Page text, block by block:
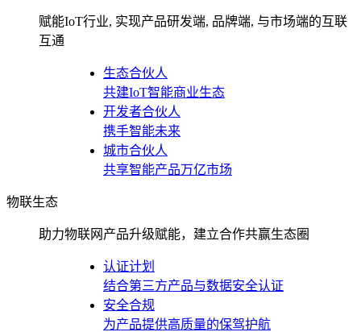
赋能IoT行业, 实现产品研发端, 品牌端, 与市场端的互联
互通
生态合伙人
共建IoT智能商业生态
开发者合伙人
携手智能未来
城市合伙人
共享智能产品万亿市场
物联生态
助力物联网产品升级赋能，建立合作共赢生态圈
认证计划
结合第三方产品与数据安全认证
安全合规
为产品提供高质量的保驾护航